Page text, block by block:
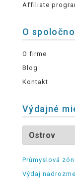
Affiliate
O
O firme
Blog
Kontakt
Výdajné
Průmyslová
Výdaj